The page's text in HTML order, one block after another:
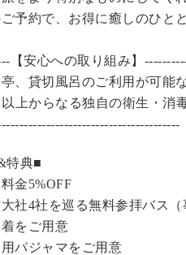
予約で、お得に癒しのひと
【安心への取り組み】
、貸切風呂のご利用が可能
上からなる独自の衛生・消
---
特典■
料金5%OFF
大社4社を巡る無料参拝バス（
着をご用意
用パジャマをご用意